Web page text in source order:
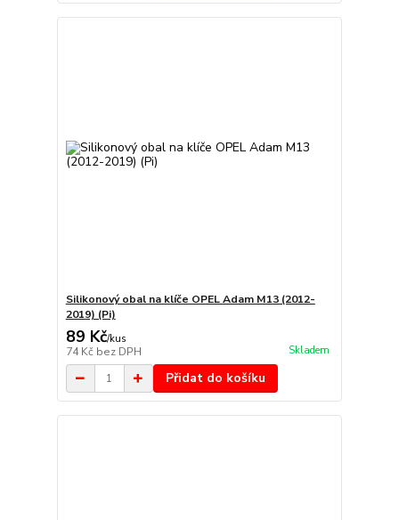
Silikonový obal na klíče OPEL Adam M13 (2012-
2019) (Pi)
89 Kč/kus
74 Kč bez DPH Skladem
Přidat do košíku